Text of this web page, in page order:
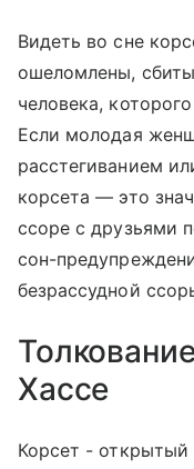
Видеть во сне
ошеломлены,
человека,
Если молодая
расстегиванием
корсета — это
ссоре с друзьями
сон-
безрассудной
Хассе
Корсет -